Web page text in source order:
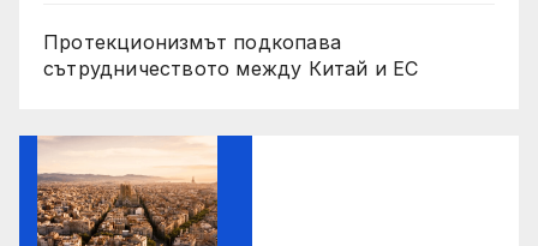
Протекционизмът подкопава
сътрудничеството между Китай и ЕС